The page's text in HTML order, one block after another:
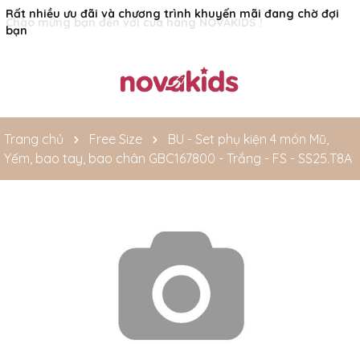
Rất nhiều ưu đãi và chương trình khuyến mãi đang chờ đợi
bạn
Trang chủ Free Size
BU - Set phụ kiện 4 món Mũ,
Yếm, bao tay, bao chân GBC167800 - Trắng - FS - SS25.T8A